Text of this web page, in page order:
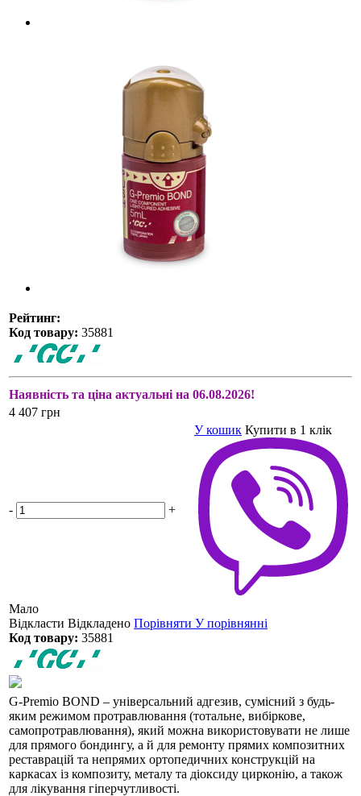
Рейтинг:
Код товару: 35881
Наявність та ціна актуальні на 06.08.2026!
4 407 грн
- +
У кошик Купити в 1 клік
Мало
Відкласти Відкладено Порівняти У порівнянні
Код товару: 35881
G-Premio BOND – універсальний адгезив, сумісний з будь-
яким режимом протравлювання (тотальне, вибіркове,
самопротравлювання), який можна використовувати не лише
для прямого бондингу, а й для ремонту прямих композитних
реставрацій та непрямих ортопедичних конструкцій на
каркасах із композиту, металу та діоксиду цирконію, а також
для лікування гіперчутливості.